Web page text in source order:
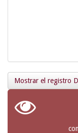
Mostrar el registro